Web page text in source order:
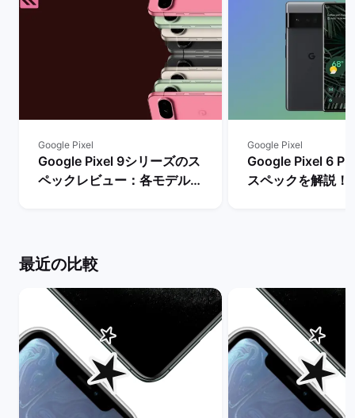
Google Pixel
Google Pixel 9シリーズのス
ペックレビュー：各モデルの
Google Pixel
Google Pixel 6
スペックを解説！
最近の比較